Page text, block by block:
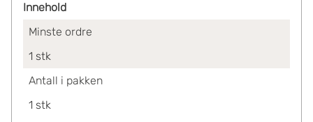
Innehold
Minste ordre
1 stk
Antall i pakken
1 stk